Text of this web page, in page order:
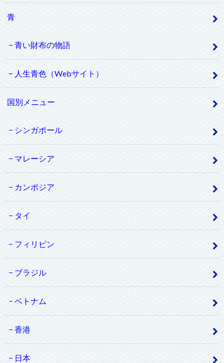
青
青い財布の物語
人生青色（Webサイト）
国別メニュー
シンガポール
マレーシア
カンボジア
タイ
フィリピン
ブラジル
ベトナム
香港
日本